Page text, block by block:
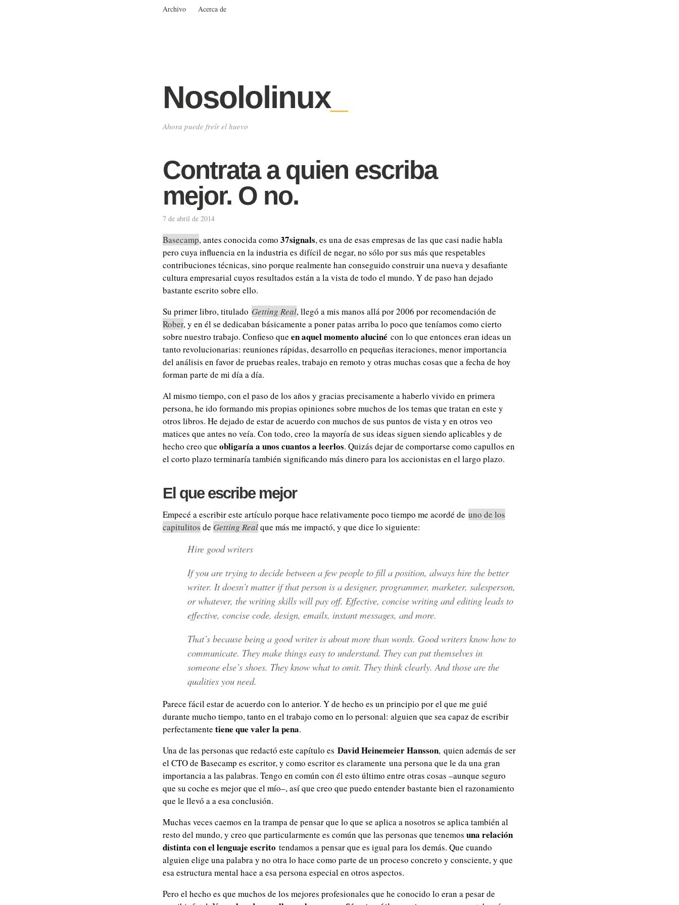
Archivo Acerca de
Nosololinux_
Ahora puede freír el huevo
Contrata a quien escriba
mejor. O no.
7 de abril de 2014
Basecamp, antes conocida como 37signals, es una de esas empresas de las que casi nadie habla
pero cuya influencia en la industria es difícil de negar, no sólo por sus más que respetables
contribuciones técnicas, sino porque realmente han conseguido construir una nueva y desafiante
cultura empresarial cuyos resultados están a la vista de todo el mundo. Y de paso han dejado
bastante escrito sobre ello.
Su primer libro, titulado Getting Real, llegó a mis manos allá por 2006 por recomendación de
Rober, y en él se dedicaban básicamente a poner patas arriba lo poco que teníamos como cierto
sobre nuestro trabajo. Confieso que en aquel momento aluciné con lo que entonces eran ideas un
tanto revolucionarias: reuniones rápidas, desarrollo en pequeñas iteraciones, menor importancia
del análisis en favor de pruebas reales, trabajo en remoto y otras muchas cosas que a fecha de hoy
forman parte de mi día a día.
Al mismo tiempo, con el paso de los años y gracias precisamente a haberlo vivido en primera
persona, he ido formando mis propias opiniones sobre muchos de los temas que tratan en este y
otros libros. He dejado de estar de acuerdo con muchos de sus puntos de vista y en otros veo
matices que antes no veía. Con todo, creo la mayoría de sus ideas siguen siendo aplicables y de
hecho creo que obligaría a unos cuantos a leerlos. Quizás dejar de comportarse como capullos en
el corto plazo terminaría también significando más dinero para los accionistas en el largo plazo.
El que escribe mejor
Empecé a escribir este artículo porque hace relativamente poco tiempo me acordé de uno de los
capitulitos de Getting Realque más me impactó, y que dice lo siguiente:
Hire good writers
If you are trying to decide between a few people to fill a position, always hire the better
writer. It doesn’t matter if that person is a designer, programmer, marketer, salesperson,
or whatever, the writing skills will pay off. Effective, concise writing and editing leads to
effective, concise code, design, emails, instant messages, and more.
That’s because being a good writer is about more than words. Good writers know how to
communicate. They make things easy to understand. They can put themselves in
someone else’s shoes. They know what to omit. They think clearly. And those are the
qualities you need.
Parece fácil estar de acuerdo con lo anterior. Y de hecho es un principio por el que me guié
durante mucho tiempo, tanto en el trabajo como en lo personal: alguien que sea capaz de escribir
perfectamente tiene que valer la pena.
Una de las personas que redactó este capítulo es David Heinemeier Hansson, quien además de ser
el CTO de Basecamp es escritor, y como escritor es claramente una persona que le da una gran
importancia a las palabras. Tengo en común con él esto último entre otras cosas –aunque seguro
que su coche es mejor que el mío–, así que creo que puedo entender bastante bien el razonamiento
que le llevó a a esa conclusión.
Muchas veces caemos en la trampa de pensar que lo que se aplica a nosotros se aplica también al
resto del mundo, y creo que particularmente es común que las personas que tenemos una relación
distinta con el lenguaje escrito tendamos a pensar que es igual para los demás. Que cuando
alguien elige una palabra y no otra lo hace como parte de un proceso concreto y consciente, y que
esa estructura mental hace a esa persona especial en otros aspectos.
Pero el hecho es que muchos de los mejores profesionales que he conocido lo eran a pesar de